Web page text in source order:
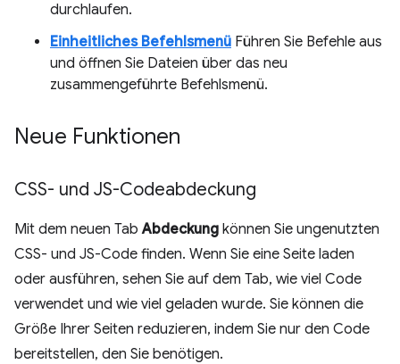
durchlaufen.
Einheitliches Befehlsmenü Führen Sie Befehle aus
und öffnen Sie Dateien über das neu
zusammengeführte Befehlsmenü.
Neue Funktionen
CSS- und JS-Codeabdeckung
Mit dem neuen TabAbdeckung können Sie ungenutzten
CSS- und JS-Code finden. Wenn Sie eine Seite laden
oder ausführen, sehen Sie auf dem Tab, wie viel Code
verwendet und wie viel geladen wurde. Sie können die
Größe Ihrer Seiten reduzieren, indem Sie nur den Code
bereitstellen, den Sie benötigen.